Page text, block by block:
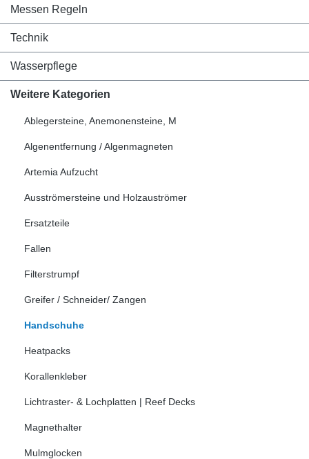
Messen Regeln
Technik
Wasserpflege
Weitere Kategorien
Ablegersteine, Anemonensteine, M
Algenentfernung / Algenmagneten
Artemia Aufzucht
Ausströmersteine und Holzauströmer
Ersatzteile
Fallen
Filterstrumpf
Greifer / Schneider/ Zangen
Handschuhe
Heatpacks
Korallenkleber
Lichtraster- & Lochplatten | Reef Decks
Magnethalter
Mulmglocken